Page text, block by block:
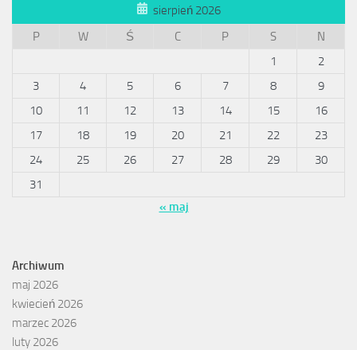
sierpień 2026
P
W Ś C P S
N
1
2
3
4 5 6 7 8
9
10
11 12 13 14 15
16
17
18 19 20 21 22
23
24
25 26 27 28 29
30
31
« maj
Archiwum
maj 2026
kwiecień 2026
marzec 2026
luty 2026